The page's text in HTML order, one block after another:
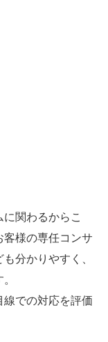
関わるからこ
様の専任コンサ
分かりやすく、
での対応を評価